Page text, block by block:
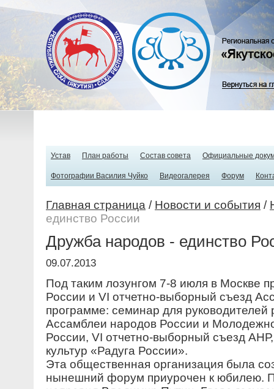
Устав План работы Состав совета Официальные
Фотографии Василия Чуйко Видеогалерея Форум
Главная страница / Новости и события /
единство России
Дружба народов - единство
09.07.2013
Под таким лозунгом 7-8 июля в Москве
России и VI отчетно-выборный съезд
программе: семинар для руководителей
Ассамблеи народов России и
России, VI отчетно-выборный съезд
культур «Радуга России».
Эта общественная организация была
нынешний форум приурочен к юбилею.